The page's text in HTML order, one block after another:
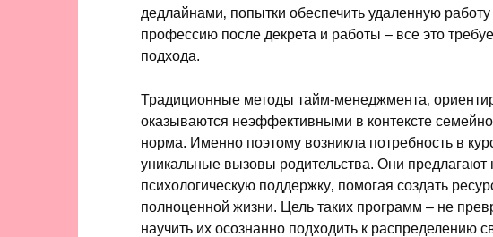
дедлайнами‚ попытки обеспечить удаленную
профессию после декрета и работы – все это
подхода.
Традиционные методы тайм-менеджмента‚
оказываются неэффективными в контексте
норма. Именно поэтому возникла потребность в
уникальные вызовы родительства. Они предлагают
психологическую поддержку‚ помогая создать
полноценной жизни. Цель таких программ – не
научить их осознанно подходить к распределению